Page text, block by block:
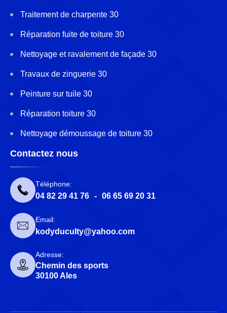
Traitement de charpente 30
Réparation fuite de toiture 30
Nettoyage et ravalement de façade 30
Travaux de zinguerie 30
Peinture sur tuile 30
Réparation toiture 30
Nettoyage démoussage de toiture 30
Contactez nous
Téléphone:
04 82 29 41 76 - 06 65 69 20 31
Email:
kodyduculty@yahoo.com
Adresse:
Chemin des sports
30100 Ales